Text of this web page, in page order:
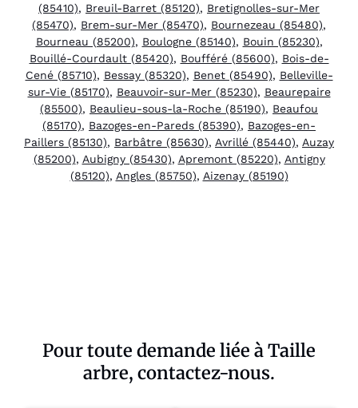
(85410), Breuil-Barret (85120), Bretignolles-sur-Mer
(85470), Brem-sur-Mer (85470), Bournezeau (85480),
Bourneau (85200), Boulogne (85140), Bouin (85230),
Bouillé-Courdault (85420), Boufféré (85600), Bois-de-
Cené (85710), Bessay (85320), Benet (85490), Belleville-
sur-Vie (85170), Beauvoir-sur-Mer (85230), Beaurepaire
(85500), Beaulieu-sous-la-Roche (85190), Beaufou
(85170), Bazoges-en-Pareds (85390), Bazoges-en-
Paillers (85130), Barbâtre (85630), Avrillé (85440), Auzay
(85200), Aubigny (85430), Apremont (85220), Antigny
(85120), Angles (85750), Aizenay (85190)
Pour toute demande liée à Taille
arbre, contactez-nous.